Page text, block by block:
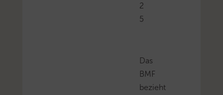
2
5
Das
BMF
bezieht